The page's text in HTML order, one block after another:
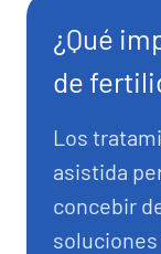
¿Qué
de
Los
asistida
concebir